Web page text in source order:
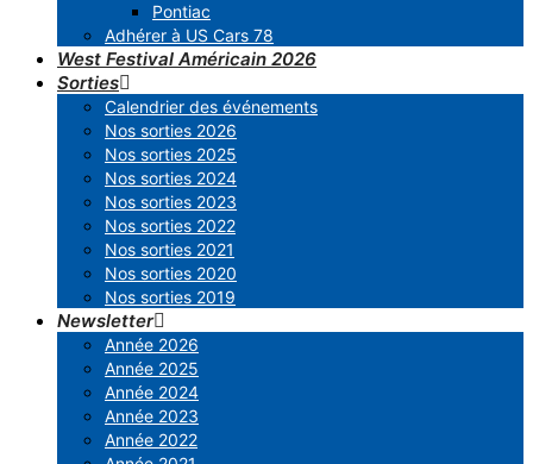
Pontiac
Adhérer à US Cars 78
West Festival Américain 2026
Sorties
Calendrier des événements
Nos sorties 2026
Nos sorties 2025
Nos sorties 2024
Nos sorties 2023
Nos sorties 2022
Nos sorties 2021
Nos sorties 2020
Nos sorties 2019
Newsletter
Année 2026
Année 2025
Année 2024
Année 2023
Année 2022